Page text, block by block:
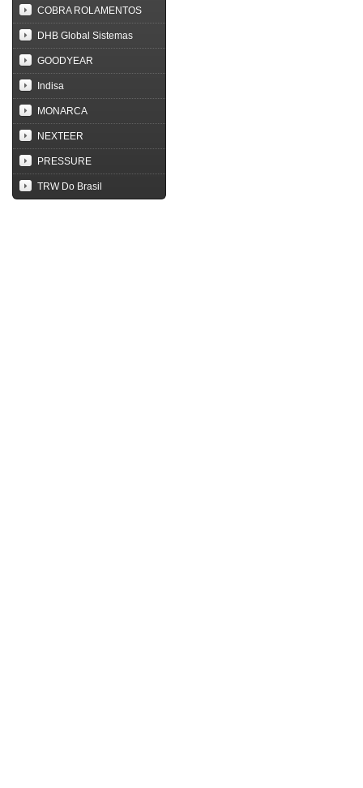
COBRA ROLAMENTOS
DHB Global Sistemas
GOODYEAR
Indisa
MONARCA
NEXTEER
PRESSURE
TRW Do Brasil